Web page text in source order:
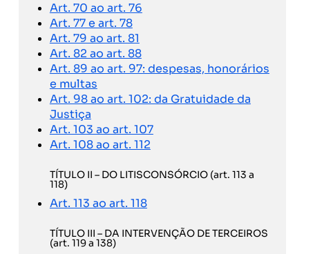
Art. 70 ao art. 76
Art. 77 e art. 78
Art. 79 ao art. 81
Art. 82 ao art. 88
Art. 89 ao art. 97: despesas, honorários
e multas
Art. 98 ao art. 102: da Gratuidade da
Justiça
Art. 103 ao art. 107
Art. 108 ao art. 112
TÍTULO II – DO LITISCONSÓRCIO (art. 113 a
118)
Art. 113 ao art. 118
TÍTULO III – DA INTERVENÇÃO DE TERCEIROS
(art. 119 a 138)